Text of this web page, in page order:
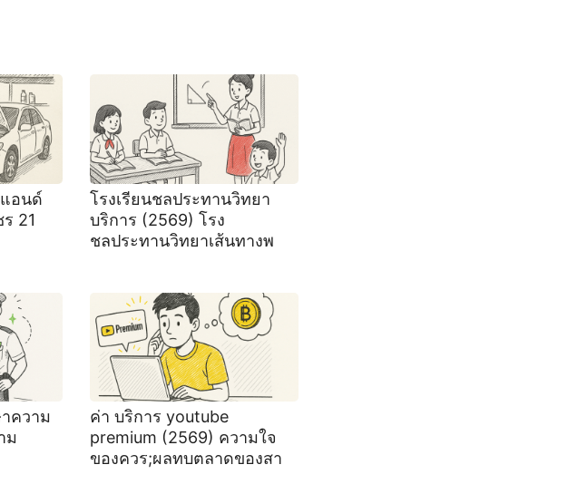
อนด์
21
โรงเรียนชลประทานวิทยา
บริการ (2569) โรง
ชลประทานวิทยาเส้นทางพ
ความ
ม
ค่า บริการ youtube
premium (2569) ความใจ
ของควร;ผลทบตลาดของสา